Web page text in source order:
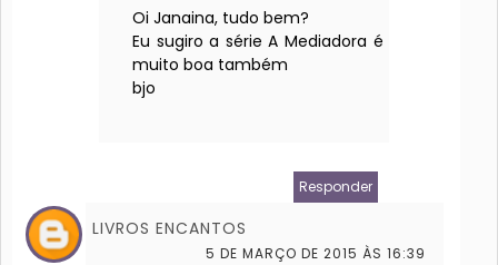
Oi Janaina, tudo bem?
Eu sugiro a série A Mediadora é
muito boa também
bjo
Responder
LIVROS ENCANTOS
5 DE MARÇO DE 2015 ÀS 16:39